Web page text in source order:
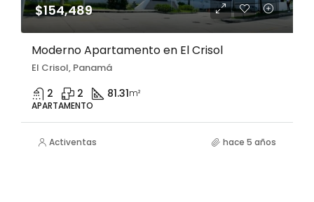
$154,489
Moderno Apartamento en El Crisol
El Crisol, Panamá
2 2 81.31m²
APARTAMENTO
Activentas hace 5 años